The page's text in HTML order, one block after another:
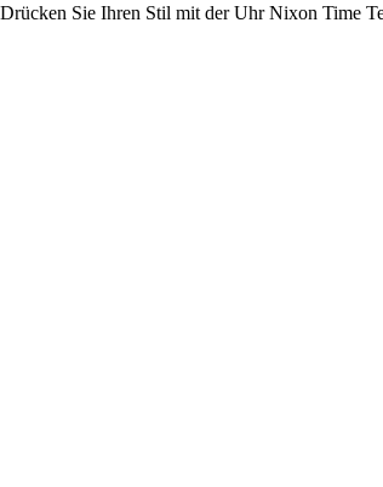
Drücken Sie Ihren Stil mit der Uhr Nixon Time